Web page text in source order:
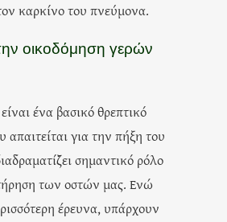
καρκίνο του πνεύμονα.
οικοδόμηση γερών
ένα βασικό θρεπτικό
απαιτείται για την πήξη του
σημαντικό ρόλο
των οστών μας. Ενώ
έρευνα, υπάρχουν